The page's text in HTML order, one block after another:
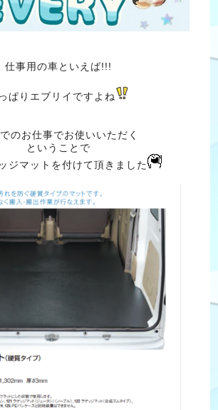
仕事用の車といえば!!!
ぱりエブリイですよね
のお仕事でお使いいただく
ということで
ジマットを付けて頂きました